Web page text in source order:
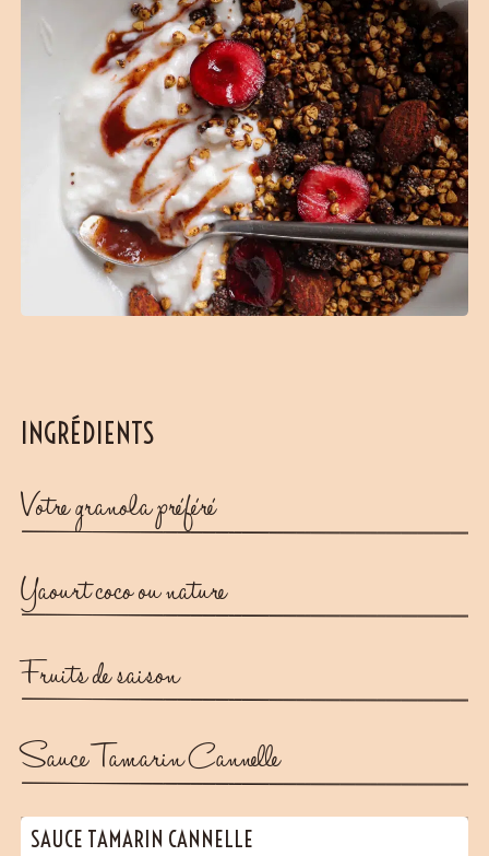
INGRÉDIENTS
Votre granola préféré
Yaourt coco ou nature
Fruits de saison
Sauce Tamarin Cannelle
SAUCE TAMARIN CANNELLE